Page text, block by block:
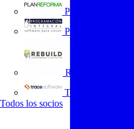
Plan Reforma
Programación
REBUILD
Trace Software
Todos los socios